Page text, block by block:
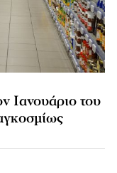
Ιανουάριο του